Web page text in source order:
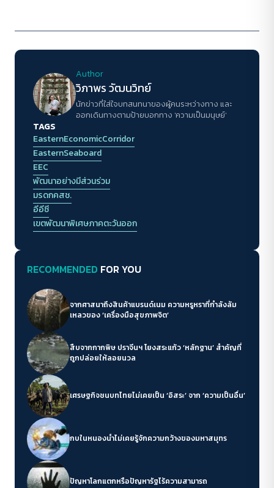
Author
วิภาพร วัฒนวิทย์
นักข่าวที่ใส่ใจบทสนทนาของผู้คนระหว่างทาง และ
ออกเดินทางตามป้ายบอกทาง 'ความเป็นมนุษย์'
TAGS
EasternEconomicCorridor
EasternSeaboard
EEC
พัฒนาอย่างมีส่วนร่วม
มรดกคสช.
อีอีซี
เขตพัฒนาพิเศษภาคตะวันออก
RECOMMENDED FOR YOU
จากศาสนาถึงสินค้าแบรนด์เนม ความหรูหราที่กำลังล้ม
เหลวของ ‘เครื่องมือสุขภาพจิต’
สืบจากกากพิษ ปราจีนฯ โยงสระแก้ว ‘หลักฐาน’ สำคัญที่
ถูกปล่อยให้ลอยนวล
เศรษฐกิจชนบทไทยไม่เคยเป็น ‘อิสระ’ จาก ‘ความเป็นอื่น’
กบในหนองน้ำไม่เคยรู้จักความกว้างของมหาสมุทร
ปัญหาโลกแตกหรือปัญหารัฐไร้ความสามารถ